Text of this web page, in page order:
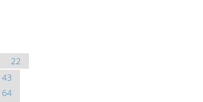
22
43
64